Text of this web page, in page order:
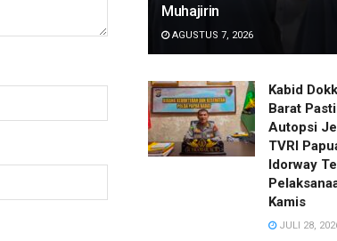
Muhajirin
AGUSTUS 7, 2026
Kabid
Barat
Autopsi
TVRI
Idorway
Kamis
JULI 28,